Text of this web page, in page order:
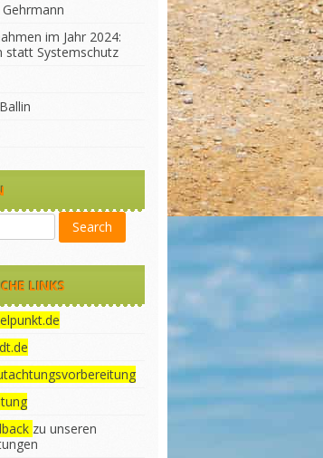
im Jahr 2024:
statt Systemschutz
LINKS
zu unseren